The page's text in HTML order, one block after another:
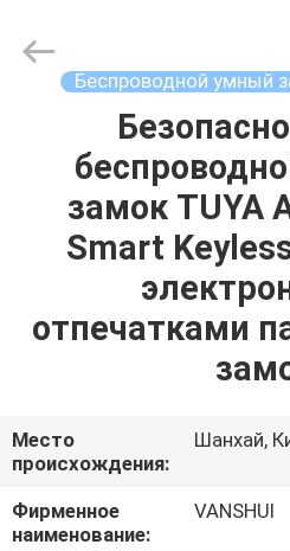
ДОМОЙ
ПРОДУКТЫ
ВИДЕОЗАПИСИ
ЭКСКУРСИЯ
ПО
COMPANY
LIMITED.
Беспроводной умный
замок TUYA
Smart
отпечатками
Место
происхождения:
Шанхай,
Фирменное
наименование:
VANSHUI